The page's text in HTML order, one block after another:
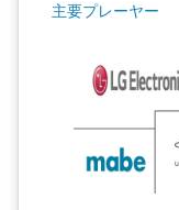
主要プレーヤー